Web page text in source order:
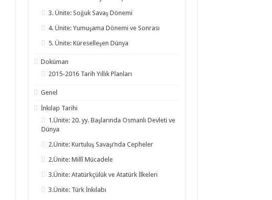
3. Ünite: Soğuk Savaş Dönemi
4. Ünite: Yumuşama Dönemi ve Sonrası
5. Ünite: Küreselleşen Dünya
Doküman
2015-2016 Tarih Yıllık Planları
Genel
İnkılap Tarihi
1.Ünite: 20. yy. Başlarında Osmanlı Devleti ve
Dünya
2.Ünite: Kurtuluş Savaşı’nda Cepheler
2.Ünite: Millî Mücadele
3.Ünite: Atatürkçülük ve Atatürk İlkeleri
3.Ünite: Türk İnkılabı